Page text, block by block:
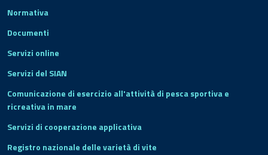
Normativa
Documenti
Servizi online
Servizi del SIAN
Comunicazione di esercizio all'attività di pesca sportiva e
ricreativa in mare
Servizi di cooperazione applicativa
Registro nazionale delle varietà di vite